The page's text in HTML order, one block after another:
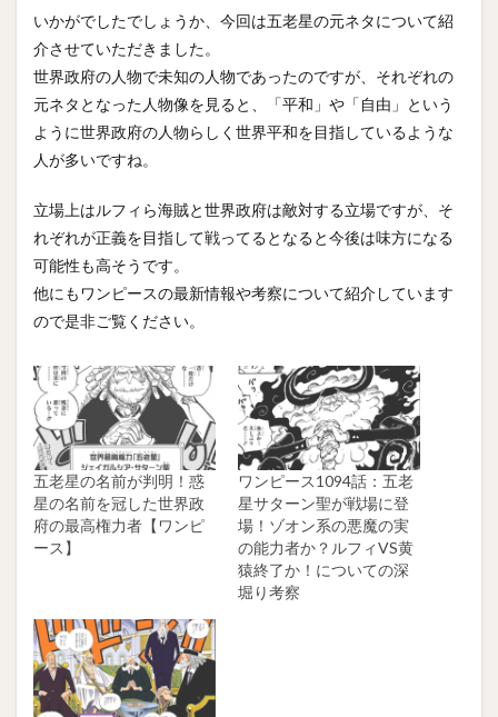
いかがでしたでしょうか、今回は五老星の元ネタについて紹
介させていただきました。
世界政府の人物で未知の人物であったのですが、それぞれの
元ネタとなった人物像を見ると、「平和」や「自由」という
ように世界政府の人物らしく世界平和を目指しているような
人が多いですね。
立場上はルフィら海賊と世界政府は敵対する立場ですが、そ
れぞれが正義を目指して戦ってるとなると今後は味方になる
可能性も高そうです。
他にもワンピースの最新情報や考察について紹介しています
ので是非ご覧ください。
五老星の名前が判明！惑
星の名前を冠した世界政
府の最高権力者【ワンピ
ース】
ワンピース1094話：五老
星サターン聖が戦場に登
場！ゾオン系の悪魔の実
の能力者か？ルフィVS黄
猿終了か！についての深
堀り考察